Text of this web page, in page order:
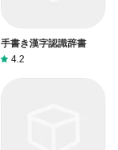
手書き漢字認識辞書
4.2